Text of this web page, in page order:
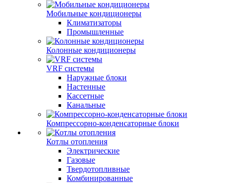
Мобильные кондиционеры
Климатизаторы
Промышленные
Колонные кондиционеры
VRF системы
Наружные блоки
Настенные
Кассетные
Канальные
Компрессорно-конденсаторные блоки
Котлы отопления
Электрические
Газовые
Твердотопливные
Комбинированные